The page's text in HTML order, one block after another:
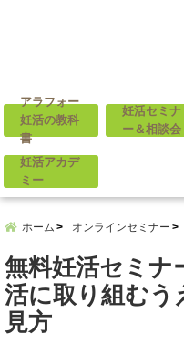
アラフォー
妊活の教科
書
妊活セミナ
ー＆相談会
妊活アカデ
ミー
ホーム オンラインセミナー
無料妊活セミナ
活に取り組むう
見方